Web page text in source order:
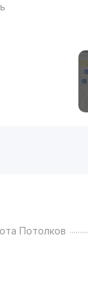
Потолков